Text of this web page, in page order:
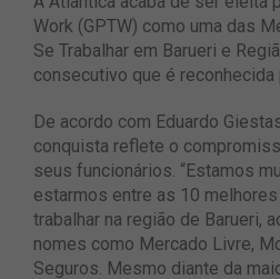
Work (GPTW) como uma das
Se Trabalhar em Barueri e
consecutivo que é reconhecida
De acordo com Eduardo
conquista reflete o
seus funcionários. “Estamos
estarmos entre as 10
trabalhar na região de Barueri,
nomes como Mercado Livre,
Seguros. Mesmo diante da